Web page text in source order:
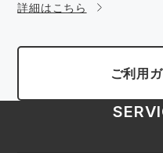
詳細はこちら
ご利用